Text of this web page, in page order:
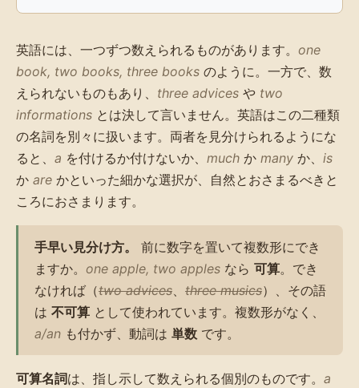
英語には、一つずつ数えられるものがあります。 one
book, two books, three books のように。一方で、数
えられないものもあり、 three advices や two
informations とは決して言いません。英語はこの二種類
の名詞を別々に扱います。両者を見分けられるようにな
ると、 a を付けるか付けないか、 much か many か、 is
か are かといった細かな選択が、自然とおさまるべきと
ころにおさまります。
手早い見分け方。
前に数字を置いて複数形にでき
ますか。 one apple, two apples なら 可算。でき
なければ（two advices three musics）、その語
は 不可算 として使われています。複数形がなく、
a/an も付かず、動詞は 単数 です。
可算名詞は、指し示して数えられる個別のものです。 a